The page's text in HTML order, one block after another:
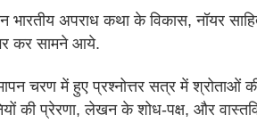
भारतीय अपराध कथा के विकास, नॉयर
कर सामने आये.
चरण में हुए प्रश्नोत्तर सत्र में
की प्रेरणा, लेखन के शोध-पक्ष, और